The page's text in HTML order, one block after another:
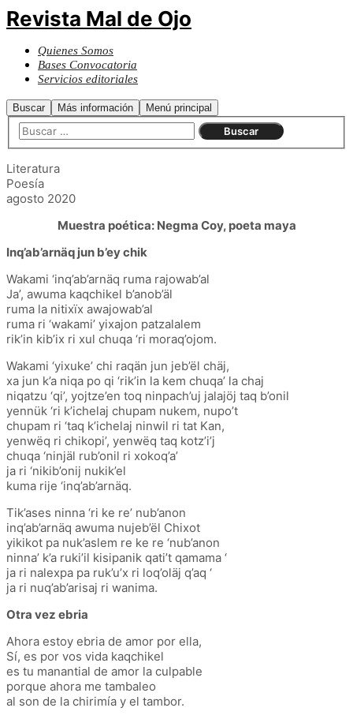
Revista Mal de Ojo
Quienes Somos
Bases Convocatoria
Servicios editoriales
Buscar Más información Menú principal
Literatura
Poesía
agosto 2020
Muestra poética: Negma Coy, poeta maya
Inq’ab’arnäq jun b’ey chik
Wakami ‘inq’ab’arnäq ruma rajowab’al
Ja’, awuma kaqchikel b’anob’äl
ruma la nitixïx awajowab’al
ruma ri ‘wakami’ yixajon patzalalem
rik’in kib’ix ri xul chuqa ‘ri moraq’ojom.
Wakami ‘yixuke’ chi raqän jun jeb’ël chäj,
xa jun k’a niqa po qi ‘rik’in la kem chuqa’ la chaj
niqatzu ‘qi’, yojtze’en toq ninpach’uj jalajöj taq b’onil
yennük ‘ri k’ichelaj chupam nukem, nupo’t
chupam ri ‘taq k’ichelaj ninwil ri tat Kan,
yenwëq ri chikopi’, yenwëq taq kotz’i’j
chuqa ‘ninjäl rub’onil ri xokoq’a’
ja ri ‘nikib’onij nukik’el
kuma rije ‘inq’ab’arnäq.
Tik’ases ninna ‘ri ke re’ nub’anon
inq’ab’arnäq awuma nujeb’ël Chixot
yikikot pa nuk’aslem re ke re ‘nub’anon
ninna’ k’a ruki’il kisipanik qati’t qamama ‘
ja ri nalexpa pa ruk’u’x ri loq’oläj q’aq ‘
ja ri nuq’ab’arisaj ri wanima.
Otra vez ebria
Ahora estoy ebria de amor por ella,
Sí, es por vos vida kaqchikel
es tu manantial de amor la culpable
porque ahora me tambaleo
al son de la chirimía y el tambor.